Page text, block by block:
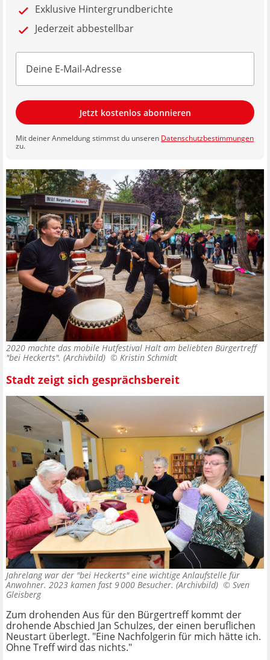
Exklusive Hintergrundberichte
Jederzeit abbestellbar
Jetzt kostenlos abonnieren
Mit deiner Anmeldung stimmst du unseren Datenschutzbestimmungen
zu.
2020 machte das mobile Hutfestival Halt am beliebten Bürgertreff
"bei Heckerts". (Archivbild) © Kristin Schmidt
Stadt zeigt sich gesprächsbereit
Jahrelang war der "bei Heckerts" eine wichtige Anlaufstelle für
Anwohner. 2023 kamen fast 9 000 Besucher. (Archivbild) © Sven
Gleisberg
Zum drohenden Aus für den Bürgertreff kommt der
drohende Abschied Jan Schulzes, der einen beruflichen
Neustart überlegt. "Eine Nachfolgerin für mich hätte ich.
Ohne Treff wird das nichts."